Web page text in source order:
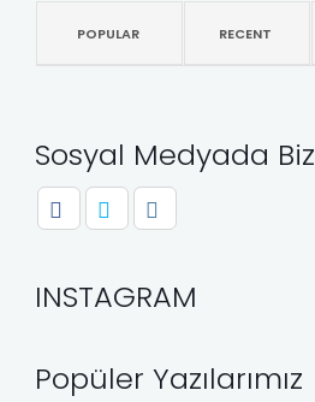
POPULAR RECENT
Sosyal Medyada Biz
INSTAGRAM
Popüler Yazılarımız